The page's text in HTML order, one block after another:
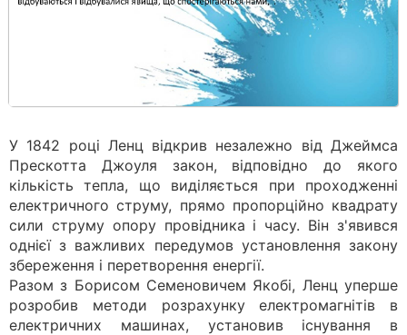
У 1842 році Ленц відкрив незалежно від Джеймса
Прескотта Джоуля закон, відповідно до якого
кількість тепла, що виділяється при проходженні
електричного струму, прямо пропорційно квадрату
сили струму опору провідника і часу. Він з'явився
однієї з важливих передумов установлення закону
збереження і перетворення енергії.
Разом з Борисом Семеновичем Якобі, Ленц уперше
розробив методи розрахунку електромагнітів в
електричних машинах, установив існування в